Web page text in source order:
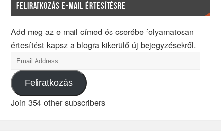
FELIRATKOZÁS E-MAIL ÉRTESÍTÉSRE
Add meg az e-mail címed és cserébe folyamatosan
értesítést kapsz a blogra kikerülő új bejegyzésekről.
Feliratkozás
Join 354 other subscribers